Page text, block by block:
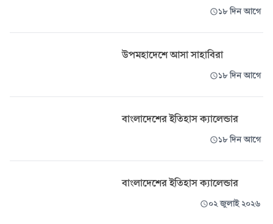
১৮ দিন আগে
উপমহাদেশে আসা সাহাবিরা
১৮ দিন আগে
বাংলাদেশের ইতিহাস ক্যালেন্ডার
১৮ দিন আগে
বাংলাদেশের ইতিহাস ক্যালেন্ডার
০২ জুলাই ২০২৬